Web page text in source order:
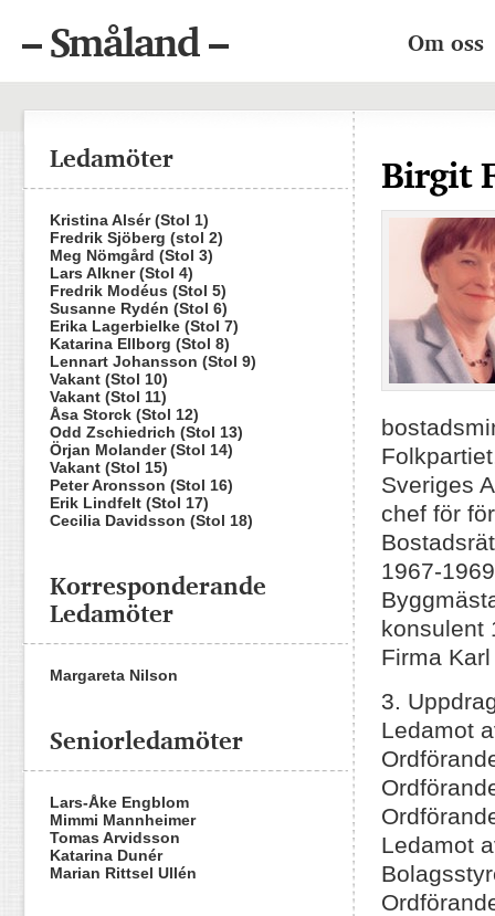
– Småland – Om oss
Birgit
Sveriges
chef för
1967-1969
konsulent
Firma
3.
Ledamot
Ledamot
Ledamöter
Kristina Alsér (Stol 1)
Fredrik Sjöberg (stol 2)
Meg Nömgård (Stol 3)
Lars Alkner (Stol 4)
Fredrik Modéus (Stol 5)
Susanne Rydén (Stol 6)
Erika Lagerbielke (Stol 7)
Katarina Ellborg (Stol 8)
Lennart Johansson (Stol 9)
Vakant (Stol 10)
Vakant (Stol 11)
Åsa Storck (Stol 12)
Odd Zschiedrich (Stol 13)
Örjan Molander (Stol 14)
Vakant (Stol 15)
Peter Aronsson (Stol 16)
Erik Lindfelt (Stol 17)
Cecilia Davidsson (Stol 18)
Korresponderande
Ledamöter
Margareta Nilson
Seniorledamöter
Lars-Åke Engblom
Mimmi Mannheimer
Tomas Arvidsson
Katarina Dunér
Marian Rittsel Ullén